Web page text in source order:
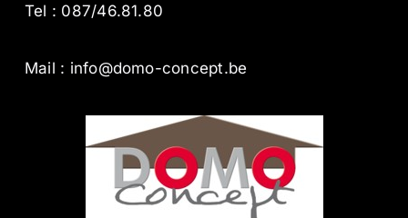
Tel : 087/46.81.80
Mail : info@domo-concept.be